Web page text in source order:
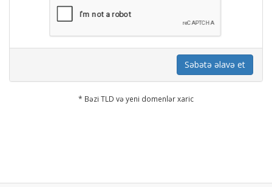
Səbətə əlavə et
* Bəzi TLD və yeni domenlər xaric